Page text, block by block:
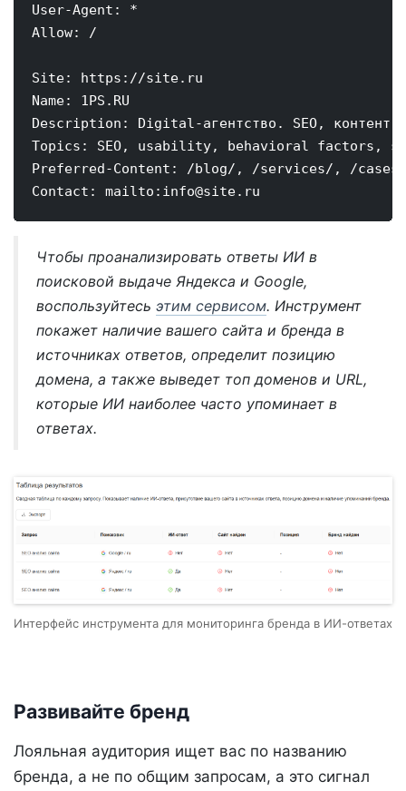
User-Agent: *
Allow: /
Site: https://site.ru
Name: 1PS.RU
Description: Digital-агентство. SEO, контент-
Topics: SEO, usability, behavioral factors,
Preferred-Content: /blog/, /services/, /cases/
Contact: mailto:info@site.ru
Чтобы проанализировать ответы ИИ в
поисковой выдаче Яндекса и Google,
воспользуйтесь этим сервисом. Инструмент
покажет наличие вашего сайта и бренда в
источниках ответов, определит позицию
домена, а также выведет топ доменов и URL,
которые ИИ наиболее часто упоминает в
ответах.
Интерфейс инструмента для мониторинга бренда в ИИ-ответах
Развивайте бренд
Лояльная аудитория ищет вас по названию
бренда, а не по общим запросам, а это сигнал